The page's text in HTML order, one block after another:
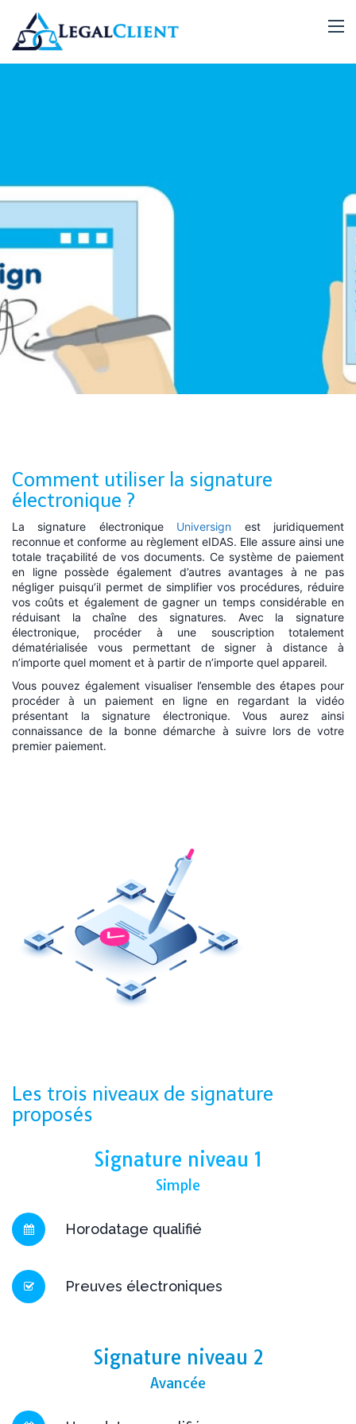
Comment utiliser la signature
électronique ?
La signature électronique Universign est juridiquement
reconnue et conforme au règlement eIDAS. Elle assure ainsi une
totale traçabilité de vos documents. Ce système de paiement
en ligne possède également d’autres avantages à ne pas
négliger puisqu’il permet de simplifier vos procédures, réduire
vos coûts et également de gagner un temps considérable en
réduisant la chaîne des signatures. Avec la signature
électronique, procéder à une souscription totalement
dématérialisée vous permettant de signer à distance à
n’importe quel moment et à partir de n’importe quel appareil.
Vous pouvez également visualiser l’ensemble des étapes pour
procéder à un paiement en ligne en regardant la vidéo
présentant la signature électronique. Vous aurez ainsi
connaissance de la bonne démarche à suivre lors de votre
premier paiement.
Les trois niveaux de signature
proposés
Signature niveau 1
Simple
Horodatage qualifié
Preuves électroniques
Signature niveau 2
Avancée